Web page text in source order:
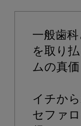
12
一般歯
を取り
ムの真価
イチか
セファ